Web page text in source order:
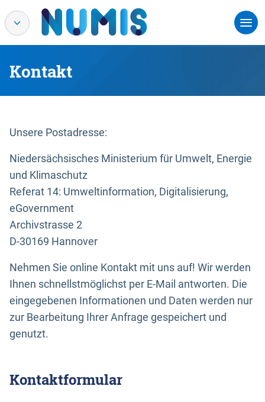
Kontakt
Unsere Postadresse:
Niedersächsisches Ministerium für Umwelt, Energie
und Klimaschutz
Referat 14: Umweltinformation, Digitalisierung,
eGovernment
Archivstrasse 2
D-30169 Hannover
Nehmen Sie online Kontakt mit uns auf! Wir werden
Ihnen schnellstmöglichst per E-Mail antworten. Die
eingegebenen Informationen und Daten werden nur
zur Bearbeitung Ihrer Anfrage gespeichert und
genutzt.
Kontaktformular